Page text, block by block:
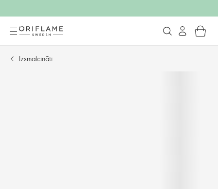
Izsmalcināti